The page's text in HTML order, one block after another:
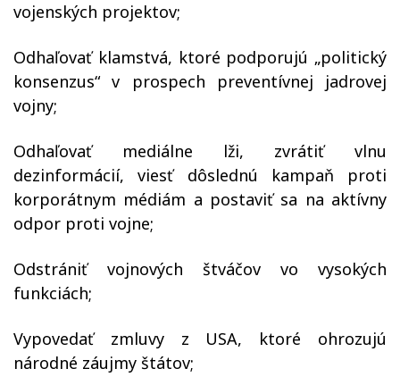
vojenských projektov;
Odhaľovať klamstvá, ktoré podporujú „politický
konsenzus“ v prospech preventívnej jadrovej
vojny;
Odhaľovať mediálne lži, zvrátiť vlnu
dezinformácií, viesť dôslednú kampaň proti
korporátnym médiám a postaviť sa na aktívny
odpor proti vojne;
Odstrániť vojnových štváčov vo vysokých
funkciách;
Vypovedať zmluvy z USA, ktoré ohrozujú
národné záujmy štátov;